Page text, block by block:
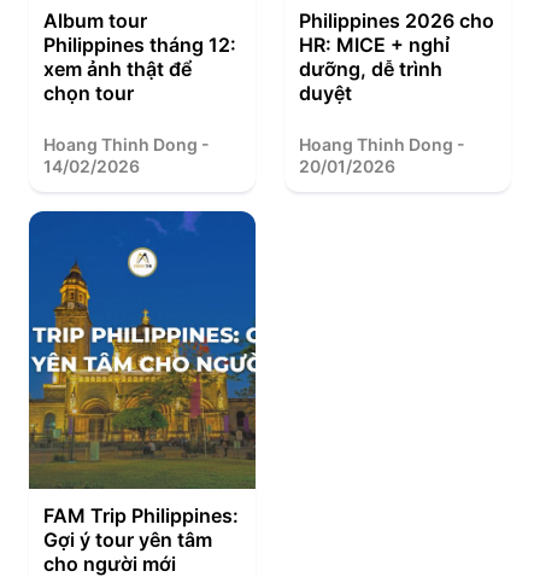
Album tour
Philippines tháng 12:
xem ảnh thật để
chọn tour
Hoang Thinh Dong -
14/02/2026
Philippines 2026 cho
HR: MICE + nghỉ
dưỡng, dễ trình
duyệt
Hoang Thinh Dong -
20/01/2026
FAM Trip Philippines:
Gợi ý tour yên tâm
cho người mới